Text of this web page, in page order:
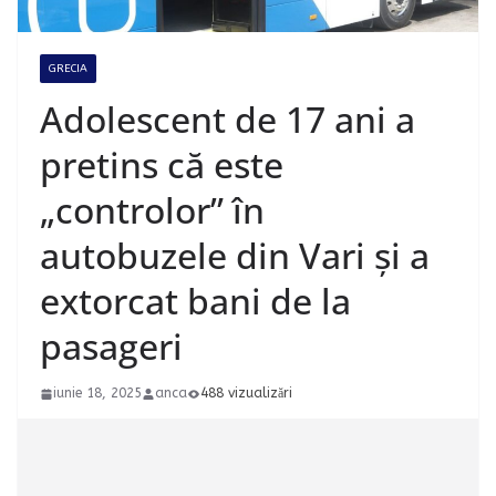
GRECIA
Adolescent de 17 ani a
pretins că este
„controlor” în
autobuzele din Vari și a
extorcat bani de la
pasageri
iunie 18, 2025 anca 488 vizualizări